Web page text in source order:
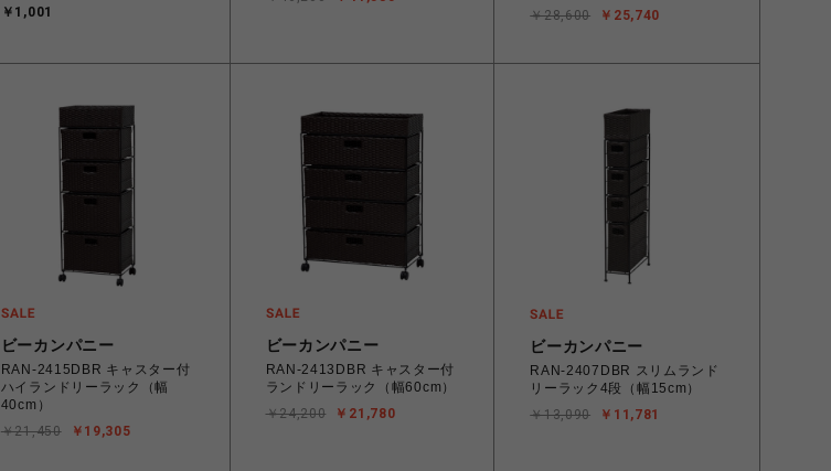
￥1,001
￥25,740
￥28,600
ビーカンパニー
RAN-2415DBR キャスター付
ハイランドリーラック（幅
40cm）
￥19,305
￥21,450
ビーカンパニー
RAN-2413DBR キャスター付
ランドリーラック（幅60cm）
￥21,780
￥24,200
ビーカンパニー
RAN-2407DBR スリムランド
リーラック4段（幅15cm）
￥11,781
￥13,090